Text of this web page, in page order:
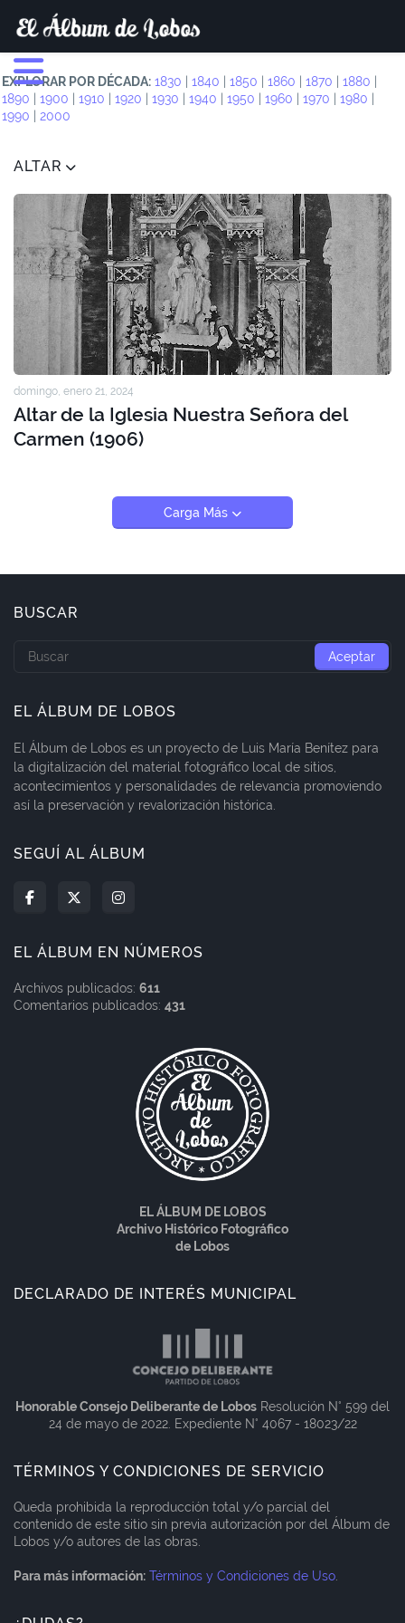
EXPLORAR POR DÉCADA: 1830 1840 1850 1860 1870 1880
1890
1900 1910 1920 1930 1940 1950 1960 1970 1980
1990
2000
ALTAR
domingo, enero 21, 2024
Altar de la Iglesia Nuestra Señora del
Carmen (1906)
Carga Más
BUSCAR
EL ÁLBUM DE LOBOS
El Álbum de Lobos es un proyecto de Luis María Benítez para
la digitalización del material fotográfico local de sitios,
acontecimientos y personalidades de relevancia promoviendo
así la preservación y revalorización histórica.
SEGUÍ AL ÁLBUM
EL ÁLBUM EN NÚMEROS
Archivos publicados: 611
Comentarios publicados: 431
EL ÁLBUM DE LOBOS
Archivo Histórico Fotográfico
de Lobos
DECLARADO DE INTERÉS MUNICIPAL
Honorable Consejo Deliberante de Lobos Resolución N° 599 del
24 de mayo de 2022. Expediente N° 4067 - 18023/22
TÉRMINOS Y CONDICIONES DE SERVICIO
Queda prohibida la reproducción total y/o parcial del
contenido de este sitio sin previa autorización por del Álbum de
Lobos y/o autores de las obras.
Para más información: Términos y Condiciones de Uso.